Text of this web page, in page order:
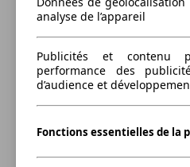
221 KW (300 PS)
Portes:
4
Sièges:
5
Coffre:
analyse de l’appareil
Publicités et contenu
performance des
d’audience et
Fonctions essentielles de la